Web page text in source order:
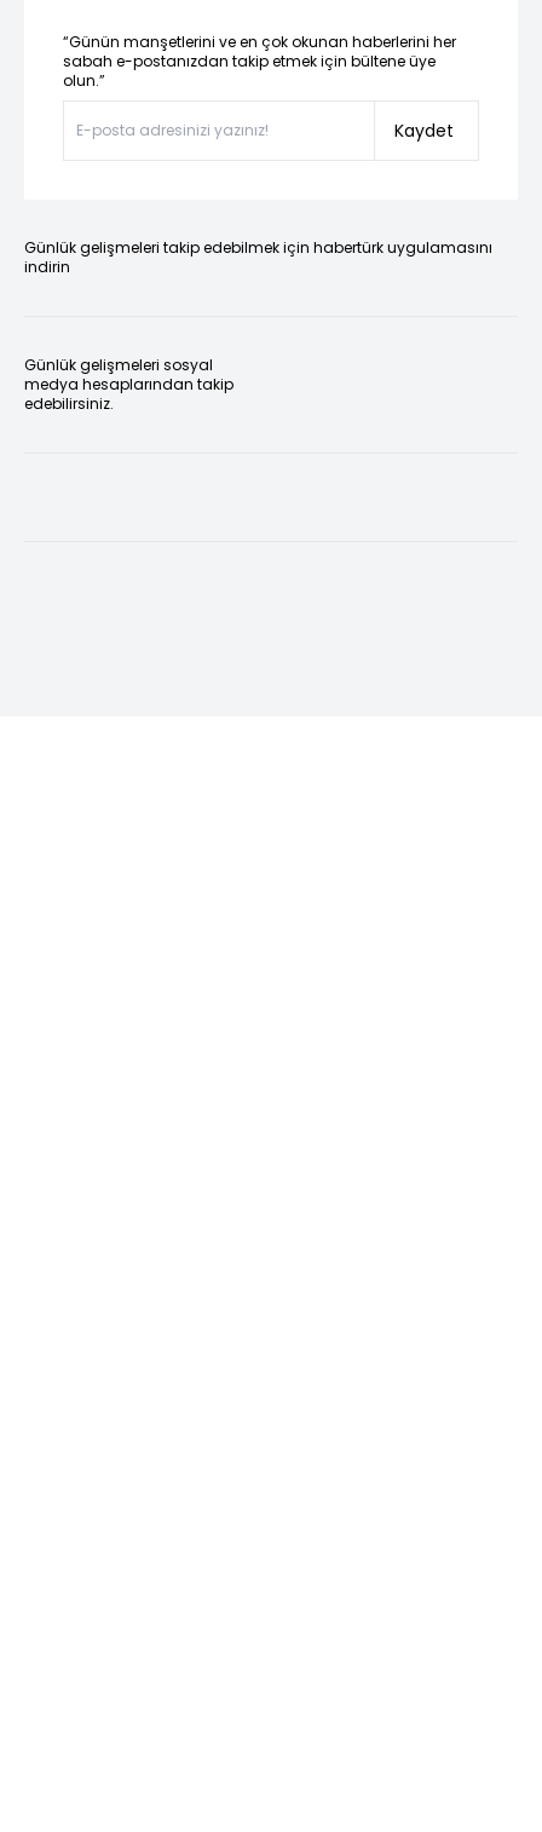
“Günün manşetlerini ve en çok okunan haberlerini her
sabah e-postanızdan takip etmek için bültene üye
olun.”
Kaydet
Günlük gelişmeleri takip edebilmek için habertürk uygulamasını
indirin
Günlük gelişmeleri sosyal
medya hesaplarından takip
edebilirsiniz.